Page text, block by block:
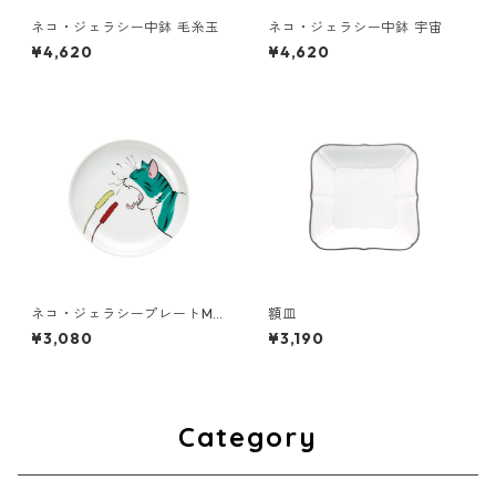
ネコ・ジェラシー中鉢 毛糸玉
¥4,620
ネコ・ジェラシー中鉢 宇宙
¥4,620
ネコ・ジェラシープレートM
きじとら
¥3,080
額皿
¥3,190
Category